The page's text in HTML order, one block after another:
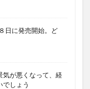
日に発売開始。ど
気が悪くなって、経
でしょう